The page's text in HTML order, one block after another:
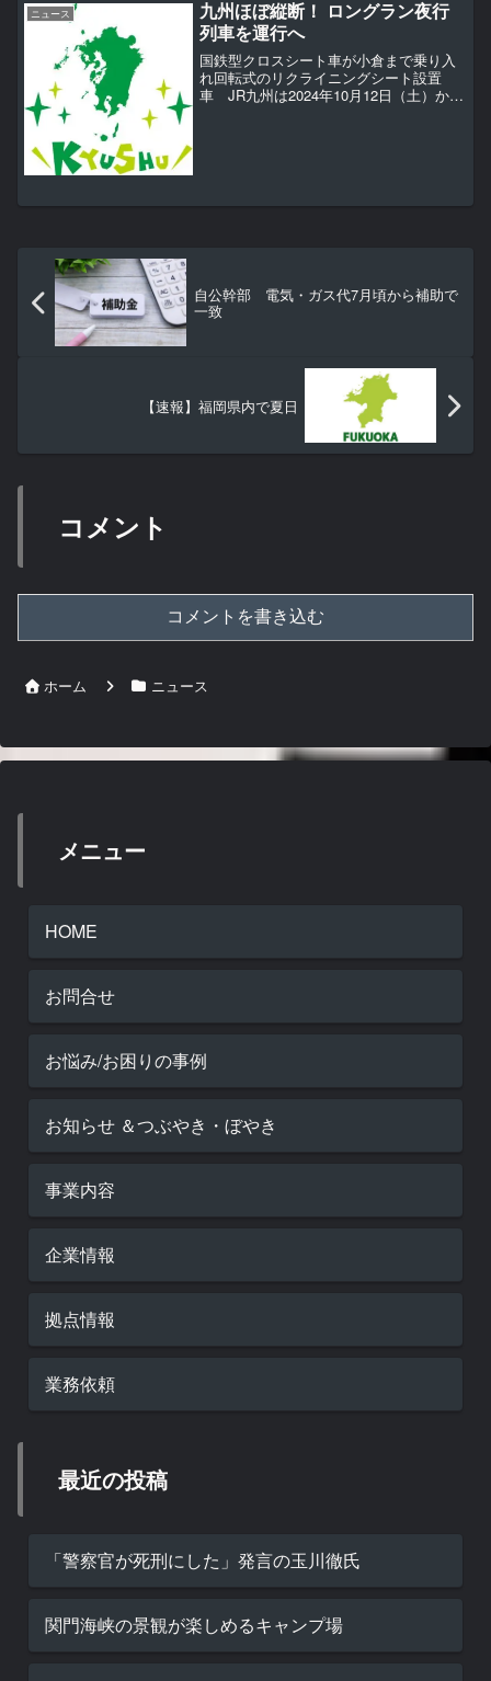
やっぱり給付付きの税額控...
ニュース
九州ほぼ縦断！ ロングラン夜行
列車を運行へ
国鉄型クロスシート車が小倉まで乗り入
れ回転式のリクライニングシート設置
車 JR九州は2024年10月12日（土）か
自公幹部 電気・ガス代7月頃から補助で
一致
【速報】福岡県内で夏日
コメント
コメントを書き込む
ホーム ニュース
メニュー
HOME
お問合せ
お悩み/お困りの事例
お知らせ ＆つぶやき・ぼやき
事業内容
企業情報
拠点情報
業務依頼
最近の投稿
「警察官が死刑にした」発言の玉川徹氏
関門海峡の景観が楽しめるキャンプ場